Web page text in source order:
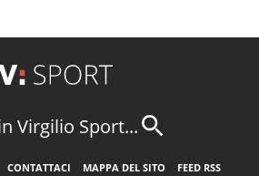
Virgilio Sport...
CONTATTACI MAPPA DEL SITO
FEED RSS